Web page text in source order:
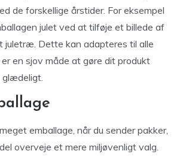
de forskellige årstider. For eksempel
julet ved at tilføje et billede af
juletræ. Dette kan adapteres til alle
en sjov måde at gøre dit produkt
emballage, når du sender pakker,
overveje et mere miljøvenligt valg.